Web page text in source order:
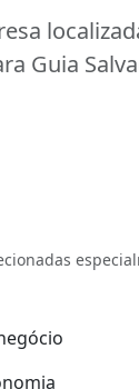
Guia